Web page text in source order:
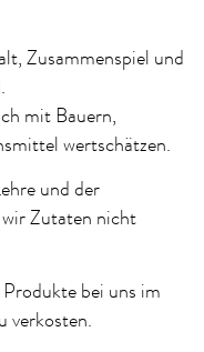
Zusammenspiel und
mit Bauern,
wertschätzen.
und der
Zutaten nicht
bei uns im
verkosten.